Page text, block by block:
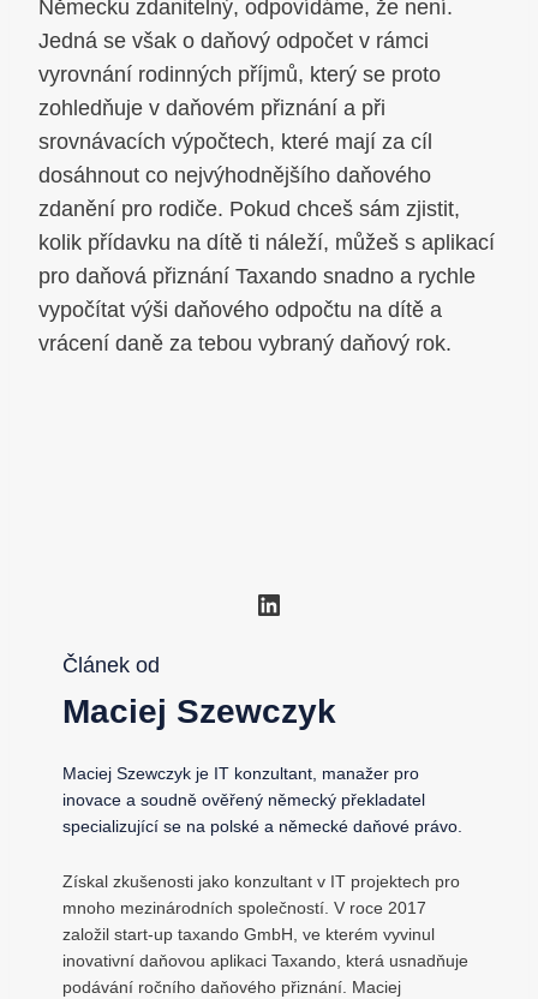
Německu zdanitelný, odpovídáme, že není.
Jedná se však o daňový odpočet v rámci
vyrovnání rodinných příjmů, který se proto
zohledňuje v daňovém přiznání a při
srovnávacích výpočtech, které mají za cíl
dosáhnout co nejvýhodnějšího daňového
zdanění pro rodiče. Pokud chceš sám zjistit,
kolik přídavku na dítě ti náleží, můžeš s aplikací
pro daňová přiznání Taxando snadno a rychle
vypočítat výši daňového odpočtu na dítě a
vrácení daně za tebou vybraný daňový rok.
LinkedIn
Článek od
Maciej Szewczyk
Maciej Szewczyk je IT konzultant, manažer pro
inovace a soudně ověřený německý překladatel
specializující se na polské a německé daňové právo.
Získal zkušenosti jako konzultant v IT projektech pro
mnoho mezinárodních společností. V roce 2017
založil start-up taxando GmbH, ve kterém vyvinul
inovativní daňovou aplikaci Taxando, která usnadňuje
podávání ročního daňového přiznání. Maciej